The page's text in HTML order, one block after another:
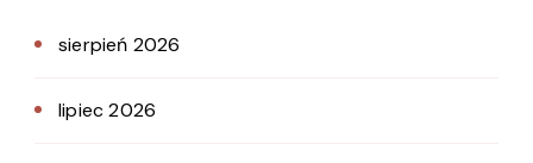
sierpień 2026
lipiec 2026